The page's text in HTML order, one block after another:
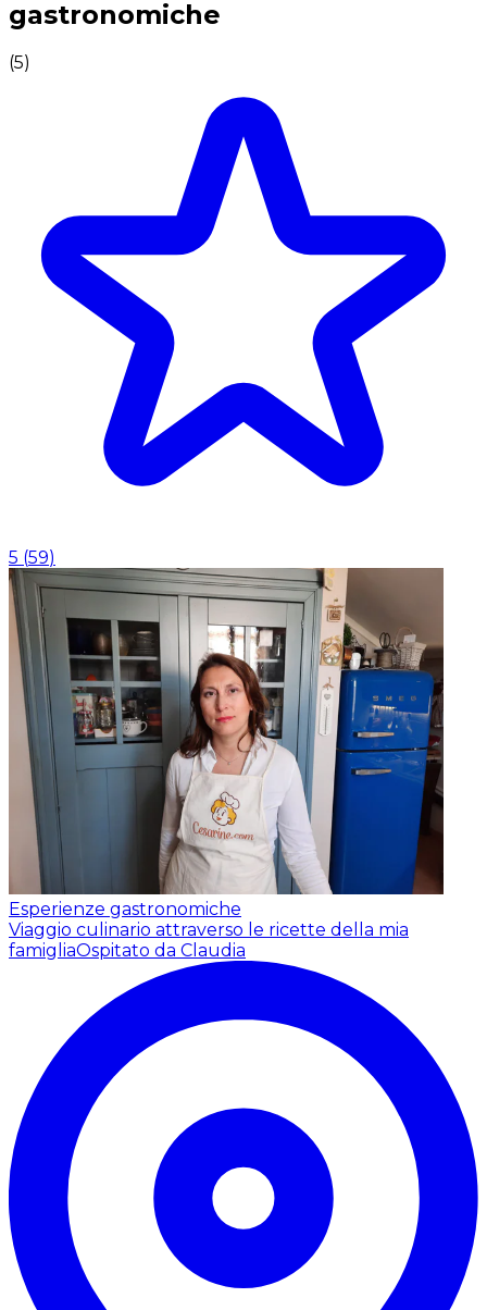
gastronomiche
(5)
5 (59)
Esperienze gastronomiche
Viaggio culinario attraverso le ricette della mia
famigliaOspitato da Claudia